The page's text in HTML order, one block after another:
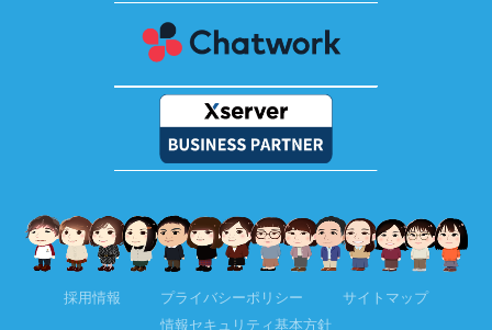
採用情報 プライバシーポリシー
サイトマップ
情報セキュリティ基本方針